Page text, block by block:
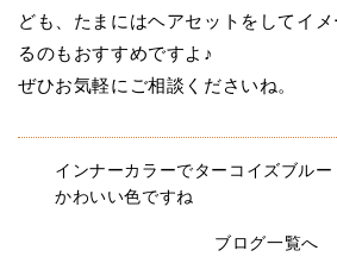
ども、たまにはヘアセットをしてイ
るのもおすすめですよ♪
ぜひお気軽にご相談くださいね。
インナーカラーでターコイズブル
かわいい色ですね
ブログ一覧へ